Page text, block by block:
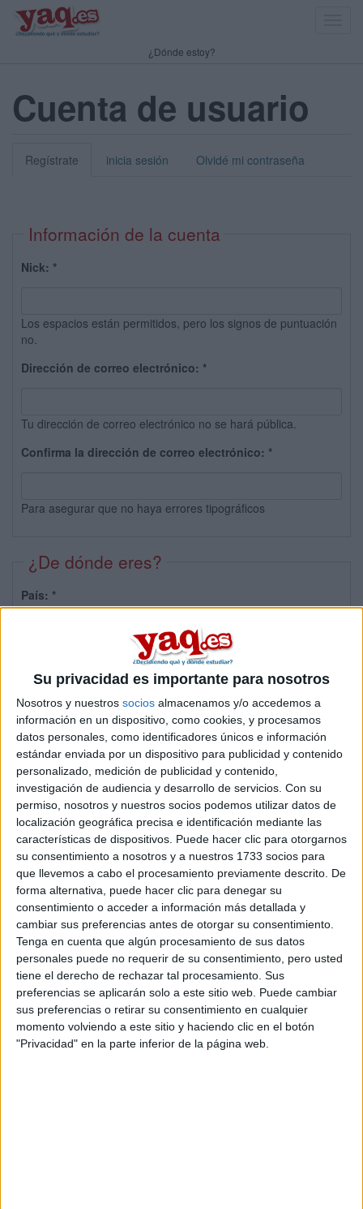
Su privacidad es importante para nosotros
Nosotros y nuestros socios almacenamos y/o accedemos a
información en un dispositivo, como cookies, y procesamos
datos personales, como identificadores únicos e información
estándar enviada por un dispositivo para publicidad y contenido
personalizado, medición de publicidad y contenido,
investigación de audiencia y desarrollo de servicios. Con su
permiso, nosotros y nuestros socios podemos utilizar datos de
localización geográfica precisa e identificación mediante las
características de dispositivos. Puede hacer clic para otorgarnos
su consentimiento a nosotros y a nuestros 1733 socios para
que llevemos a cabo el procesamiento previamente descrito. De
forma alternativa, puede hacer clic para denegar su
consentimiento o acceder a información más detallada y
cambiar sus preferencias antes de otorgar su consentimiento.
Tenga en cuenta que algún procesamiento de sus datos
personales puede no requerir de su consentimiento, pero usted
tiene el derecho de rechazar tal procesamiento. Sus
preferencias se aplicarán solo a este sitio web. Puede cambiar
sus preferencias o retirar su consentimiento en cualquier
momento volviendo a este sitio y haciendo clic en el botón
"Privacidad" en la parte inferior de la página web.
¿Dónde estoy?
Cuenta de usuario
Regístrate inicia sesión Olvidé mi contraseña
Información de la cuenta
Nick: *
Los espacios están permitidos, pero los signos de puntuación
no.
Dirección de correo electrónico: *
Tu dirección de correo electrónico no se hará pública.
Confirma la dirección de correo electrónico: *
Para asegurar que no haya errores tipográficos
¿De dónde eres?
País: *
Sobre ti
Soy:*
Chico
Chica
¿En qué año terminas (o terminaste) bachillerato o FP?
Soy estudiante de:*
Términos y Condiciones de Uso
Aceptolos Términos y Condicionesde uso*